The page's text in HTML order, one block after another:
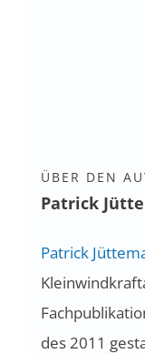
ÜBER DEN
Patrick
Patrick
des 2011